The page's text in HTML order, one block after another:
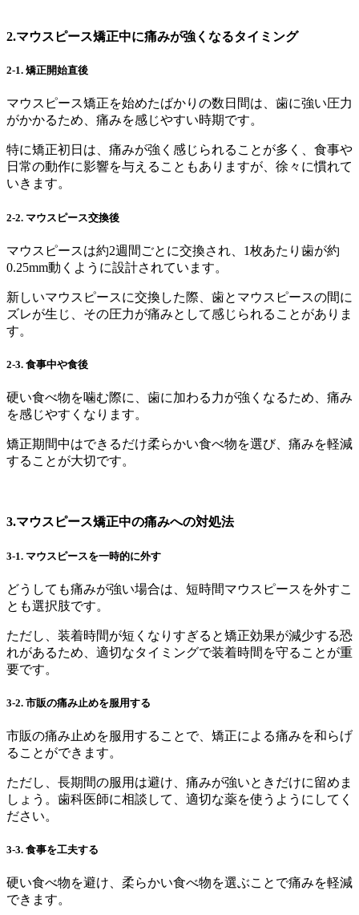
2.マウスピース矯正中に痛みが強くなるタイミング
2-1. 矯正開始直後
マウスピース矯正を始めたばかりの数日間は、歯に強い圧力
がかかるため、痛みを感じやすい時期です。
特に矯正初日は、痛みが強く感じられることが多く、食事や
日常の動作に影響を与えることもありますが、徐々に慣れて
いきます。
2-2. マウスピース交換後
マウスピースは約2週間ごとに交換され、1枚あたり歯が約
0.25mm動くように設計されています。
新しいマウスピースに交換した際、歯とマウスピースの間に
ズレが生じ、その圧力が痛みとして感じられることがありま
す。
2-3. 食事中や食後
硬い食べ物を噛む際に、歯に加わる力が強くなるため、痛み
を感じやすくなります。
矯正期間中はできるだけ柔らかい食べ物を選び、痛みを軽減
することが大切です。
3.マウスピース矯正中の痛みへの対処法
3-1. マウスピースを一時的に外す
どうしても痛みが強い場合は、短時間マウスピースを外すこ
とも選択肢です。
ただし、装着時間が短くなりすぎると矯正効果が減少する恐
れがあるため、適切なタイミングで装着時間を守ることが重
要です。
3-2. 市販の痛み止めを服用する
市販の痛み止めを服用することで、矯正による痛みを和らげ
ることができます。
ただし、長期間の服用は避け、痛みが強いときだけに留めま
しょう。歯科医師に相談して、適切な薬を使うようにしてく
ださい。
3-3. 食事を工夫する
硬い食べ物を避け、柔らかい食べ物を選ぶことで痛みを軽減
できます。